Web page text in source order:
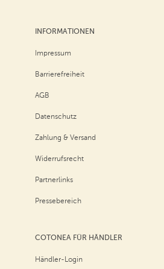
INFORMATIONEN
Impressum
Barrierefreiheit
AGB
Datenschutz
Zahlung & Versand
Widerrufsrecht
Partnerlinks
Pressebereich
COTONEA FÜR HÄNDLER
Händler-Login